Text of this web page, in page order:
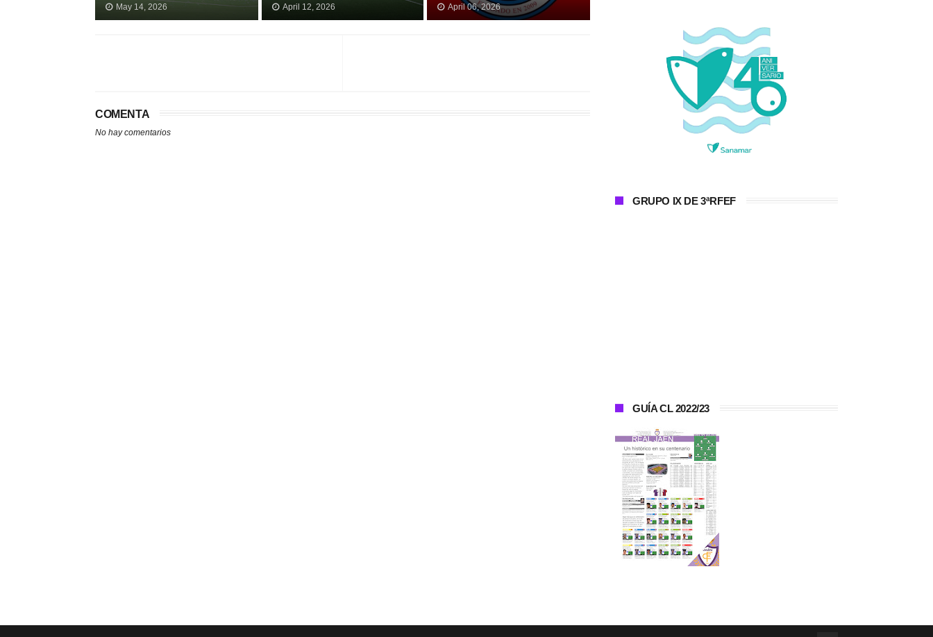
May 14, 2026 April 12, 2026 April 06, 2026
COMENTA
No hay comentarios
GRUPO IX DE 3ªRFEF
GUÍA CL 2022/23